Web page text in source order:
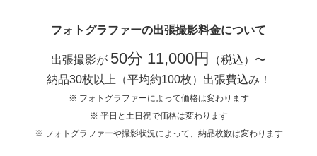
フォトグラファーの出張撮影料金について
出張撮影が 50分 11,000円
（税込）〜
納品30枚以上（平均約100枚）出張費込み！
※ フォトグラファーによって価格は変わります
※ 平日と土日祝で価格は変わります
※ フォトグラファーや撮影状況によって、納品枚数は変わります